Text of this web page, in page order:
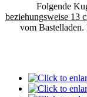
Folgende
beziehungsweise 13
vom Bastelladen.